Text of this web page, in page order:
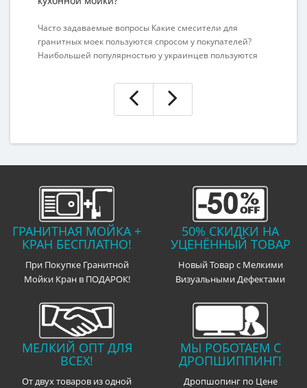
Часто задаваемые вопросы Какие смесители для
гранитных моек пользуются спросом у покупателей?
Наибольшей популярностью у украинцев пользуются
среднего ценового диапазона. В числе их главных
достоинств: современный дизайн; шесть вариантов
цвета; надежность и доступная цена; высокий излив с
ГРАНИТНАЯ МОЙКА +
КРАН БЕСПЛАТНО!
При Покупке Гранитной
Мойки Кран в ПОДАРОК!
50% СКИДКИ НА
УЦЕНЁННЫЙ ТОВАР
Новый Товар с Мелкими
Визуальными Дефектами
МЕЛКИЙ ОПТ ДЛЯ
ВСЕХ!
От двух товаров из одной
МЫ РОБОТАЕМ С
ДРОПШИППИНГ!
Дропшопинг по Цене